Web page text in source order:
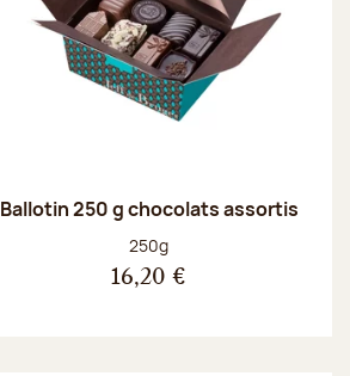
Ballotin 250 g chocolats assortis
Poids net :
250g
16,20 €